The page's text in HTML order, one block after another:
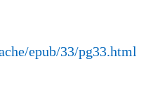
epub/33/pg33.html